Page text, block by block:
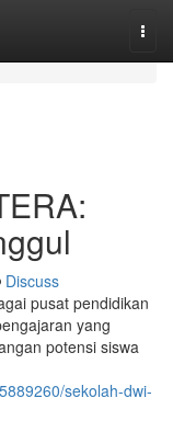
Discuss
pusat pendidikan
yang
potensi siswa
sekolah-dwi-